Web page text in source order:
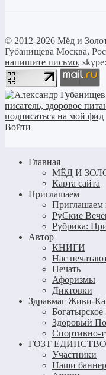
© 2012-2026 Мёд и
Губанищева Москва,
напишите письмо,
Войти
Главная
МЁД И
Карта сайта
Приглашаем
Приглашаем
РуСкие
Рубрика:
Автор
КНИГИ
Нас
Печать
Афоризмы
Диктовки
Здравмаг Живи-
Богатырское
Здоровый
Спортивно-
ГОЗТ ЕДИНСТВО
Участники
Наши